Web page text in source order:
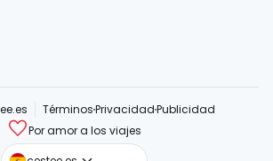
TérminosPrivacidadPublicidad
Por amor a los viajes
cestee.com